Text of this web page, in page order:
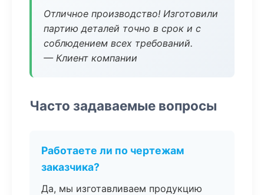
Отличное производство! Изготовили
партию деталей точно в срок и с
соблюдением всех требований.
— Клиент компании
Часто задаваемые вопросы
Работаете ли по чертежам
заказчика?
Да, мы изготавливаем продукцию